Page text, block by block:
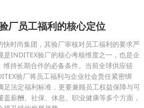
厂员工福利的核心定位
快时尚集团，其验厂审核对员工福利的要求严
是INDITEX验厂的核心考核维度之一，也是企
维持长期合作的必备条件。当前全球供应链
验厂将员工福利与企业社会责任紧密绑
足法定福利标准，更要兼顾员工权益保障与可
薪酬、社保、休息、职业健康等多个方面，